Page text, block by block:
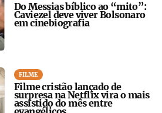
Do Messias bíblico ao “mito”:
Caviezel deve viver Bolsonaro
em cinebiografia
FILME
Filme cristão lançado de
surpresa na Netflix vira o mais
assistido do mês entre